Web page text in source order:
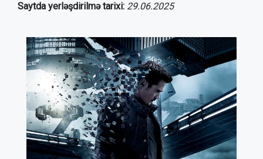
Saytda yerləşdirilmə tarixi: 29.06.2025